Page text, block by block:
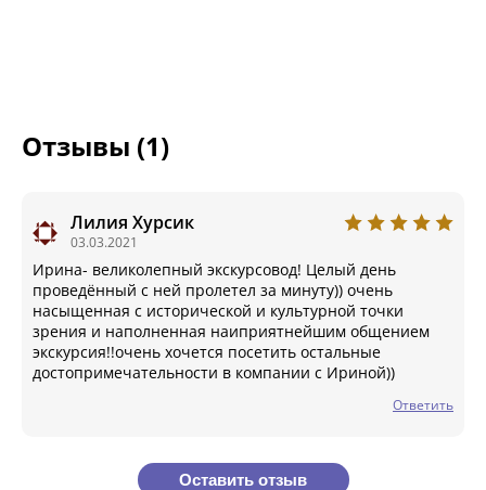
Отзывы (1)
Лилия Хурсик
03.03.2021
Ирина- великолепный экскурсовод! Целый день
проведённый с ней пролетел за минуту)) очень
насыщенная с исторической и культурной точки
зрения и наполненная наиприятнейшим общением
экскурсия!!очень хочется посетить остальные
достопримечательности в компании с Ириной))
Ответить
Оставить отзыв